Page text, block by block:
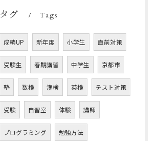
タグ Tags
成績UP 新年度 小学生 直前対策
受験生 春期講習 中学生 京都市
塾 数検 漢検 英検 テスト対策
受験 自習室 体験 講師
プログラミング 勉強方法